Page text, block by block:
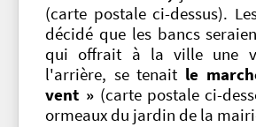
(carte postale ci-dessus).
décidé que les bancs
qui offrait à la ville une
l'arrière, se tenait le
vent » (carte postale ci-
ormeaux du jardin de la